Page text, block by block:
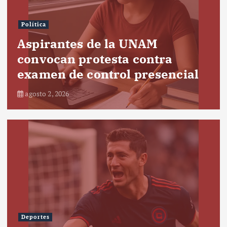
Política
Aspirantes de la UNAM
convocan protesta contra
examen de control presencial
agosto 2, 2026
Deportes